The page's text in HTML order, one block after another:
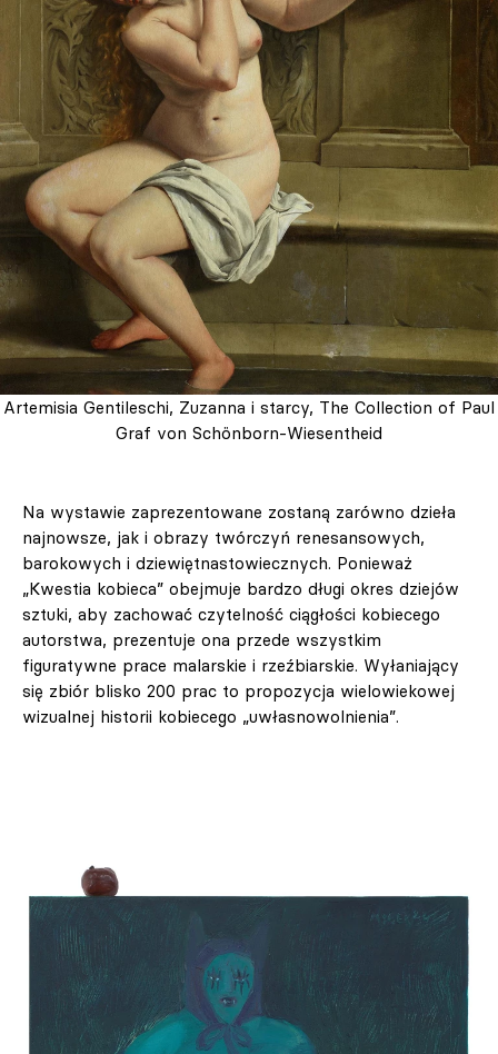
Artemisia Gentileschi, Zuzanna i starcy, The Collection of Paul
Graf von Schönborn-Wiesentheid
Na wystawie zaprezentowane zostaną zarówno dzieła
najnowsze, jak i obrazy twórczyń renesansowych,
barokowych i dziewiętnastowiecznych. Ponieważ
„Kwestia kobieca” obejmuje bardzo długi okres dziejów
sztuki, aby zachować czytelność ciągłości kobiecego
autorstwa, prezentuje ona przede wszystkim
figuratywne prace malarskie i rzeźbiarskie. Wyłaniający
się zbiór blisko 200 prac to propozycja wielowiekowej
wizualnej historii kobiecego „uwłasnowolnienia”.